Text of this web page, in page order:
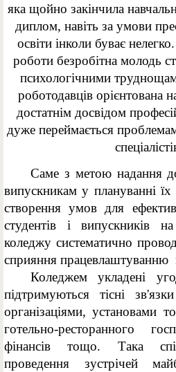
яка щойно закінчила
диплом, навіть за умови
освіти інколи буває
роботи безробітна молодь
психологічними
роботодавців орієнтована
достатнім досвідом
дуже переймається
Саме з метою надання
випускникам у плануванні їх
створення умов для
студентів і випускників
коледжу систематично
сприяння працевлаштуванню
Коледжем укладені
підтримуються тісні
організаціями, установами
готельно-ресторанного
фінансів тощо. Така
проведення зустрічей